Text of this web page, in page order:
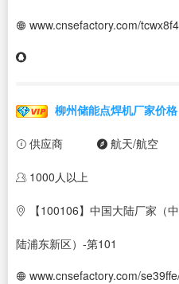
www.cnsefactory.com/
柳州储能点焊机厂家价格
供应商 航天/航空
1000人以上
【100106】中国大陆厂家（
陆浦东新区）-第101
www.cnsefactory.com/